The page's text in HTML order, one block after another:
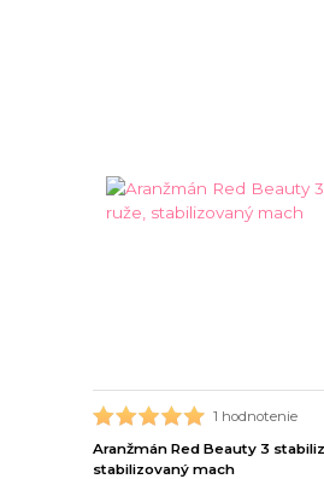
1 hodnotenie
Aranžmán Red Beauty 3
stabilizovaný mach